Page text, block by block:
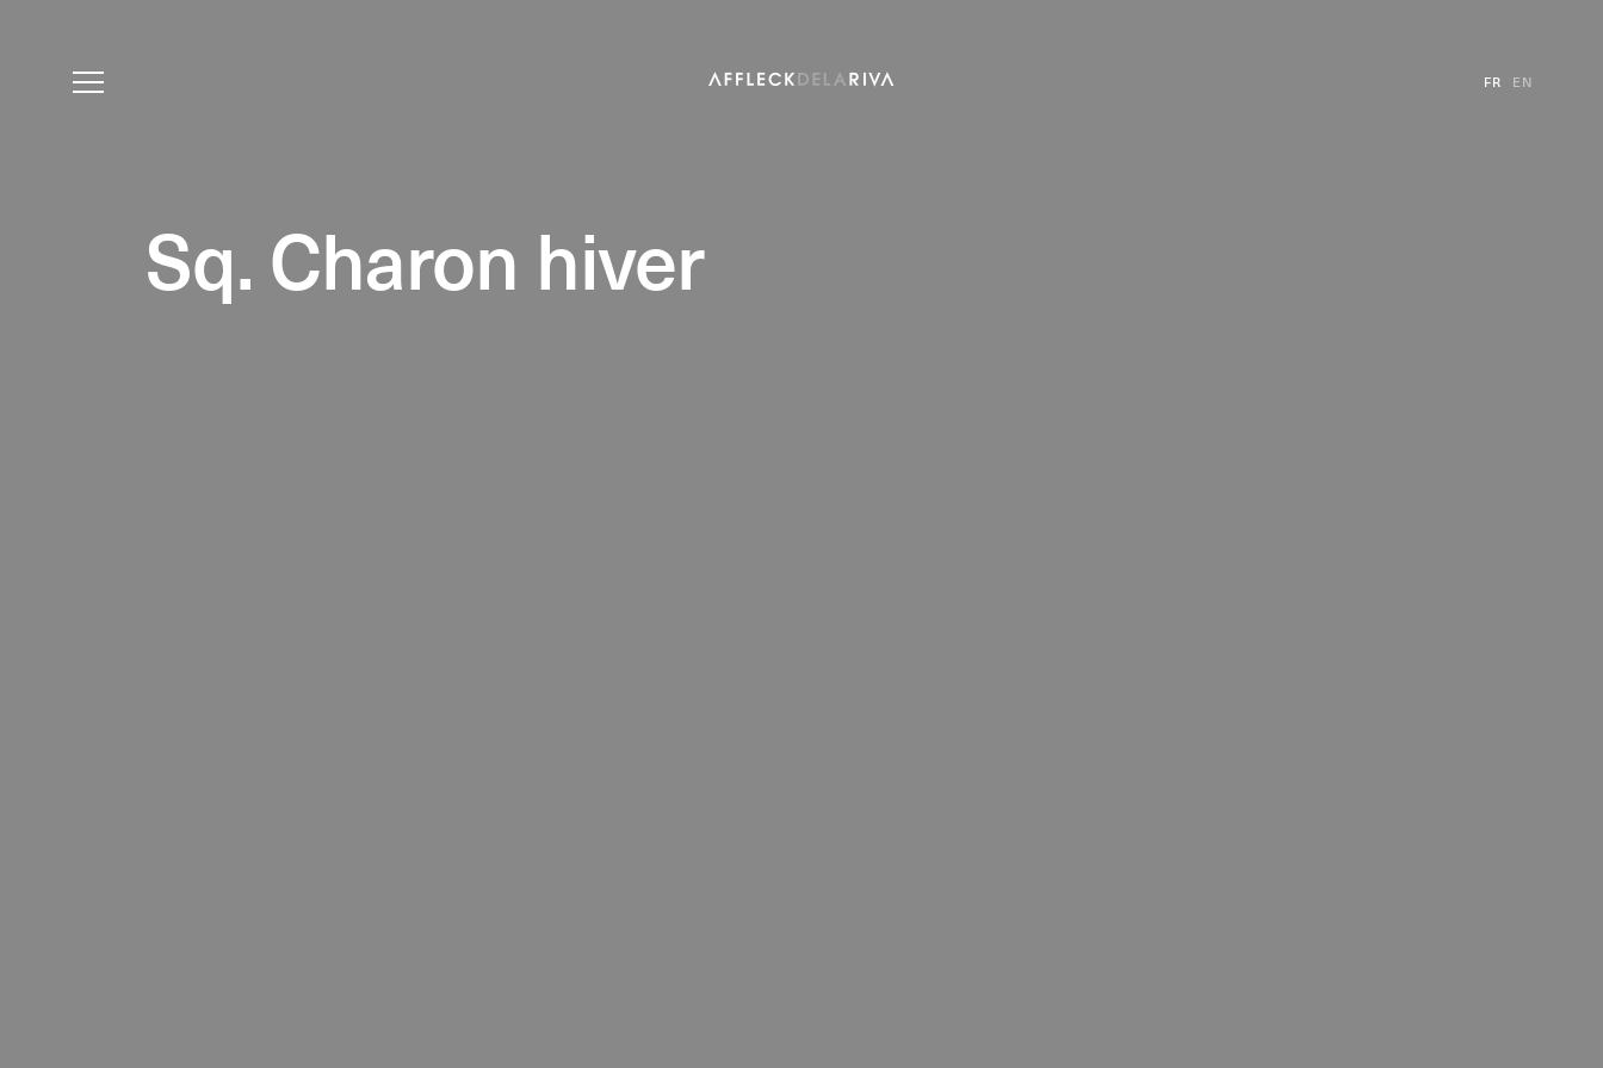
EN
FR
Sq. Charon hiver